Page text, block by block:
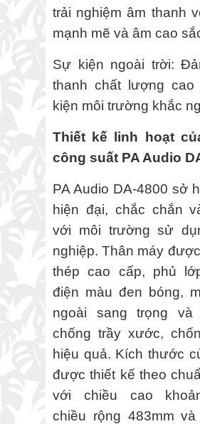
trải nghiệm âm thanh
mạnh mẽ và âm cao
Sự kiện ngoài trời:
thanh chất lượng cao
kiện môi trường khắc
Thiết kế linh hoạt
công suất PA Audio
PA Audio DA-4800 sở
hiện đại, chắc chắn
với môi trường sử
nghiệp. Thân máy
thép cao cấp, phủ
điện màu đen bóng,
ngoài sang trọng và
chống trầy xước,
hiệu quả. Kích thước
được thiết kế theo
với chiều cao
chiều rộng 483mm